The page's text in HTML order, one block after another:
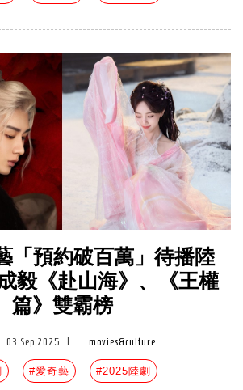
「預約破百萬」待播陸
毅《赴山海》、《王權
篇》雙霸榜
03 Sep 2025 movies&culture
#愛奇藝 #2025陸劇